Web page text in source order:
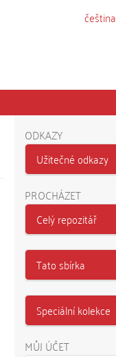
čeština
ODKAZY
Užitečné odkazy
PROCHÁZET
Celý repozitář
Tato sbírka
Speciální kolekce
MŮJ ÚČET